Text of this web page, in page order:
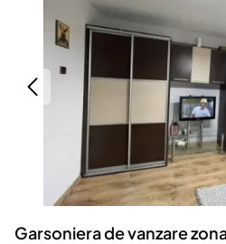
Servicii
Animale de companie
Afaceri și echipamente
Inchiriere Bunuri si Vehicule
Utilaje agricole si industriale
Piese auto si accesorii
Dacia Duster
Garsoniera de vanzare